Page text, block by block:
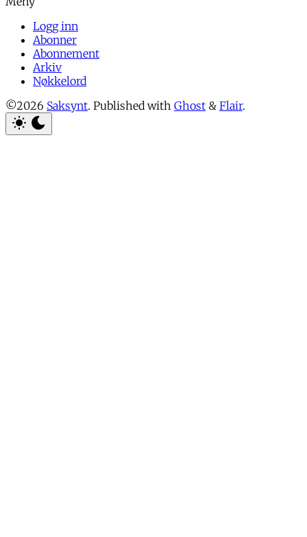
Logg inn
Abonner
Abonnement
Arkiv
Nøkkelord
©2026 Saksynt. Published with Ghost & Flair.